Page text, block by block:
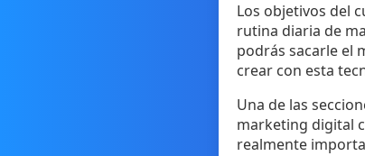
Los objetivos del
rutina diaria de
podrás sacarle el
crear con esta
Una de las
marketing digital
realmente